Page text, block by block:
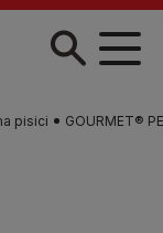
pisici GOURMET®